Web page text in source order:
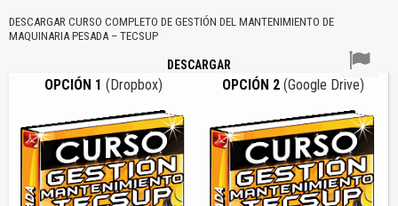
DESCARGAR CURSO COMPLETO DE GESTIÓN DEL MANTENIMIENTO DE
MAQUINARIA PESADA – TECSUP
DESCARGAR
OPCIÓN 1 (Dropbox) OPCIÓN 2 (Google Drive)